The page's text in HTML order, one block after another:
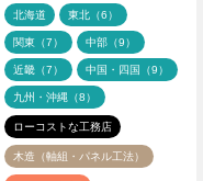
北海道 東北（6）
関東（7） 中部（9）
近畿（7） 中国・四国（9）
九州・沖縄（8）
ローコストな工務店
木造（軸組・パネル工法）